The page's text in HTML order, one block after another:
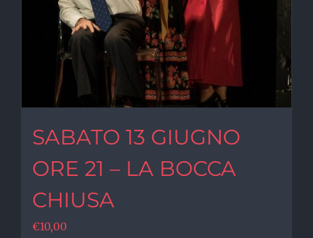
SABATO 13 GIUGNO
ORE 21 – LA BOCCA
CHIUSA
€10,00